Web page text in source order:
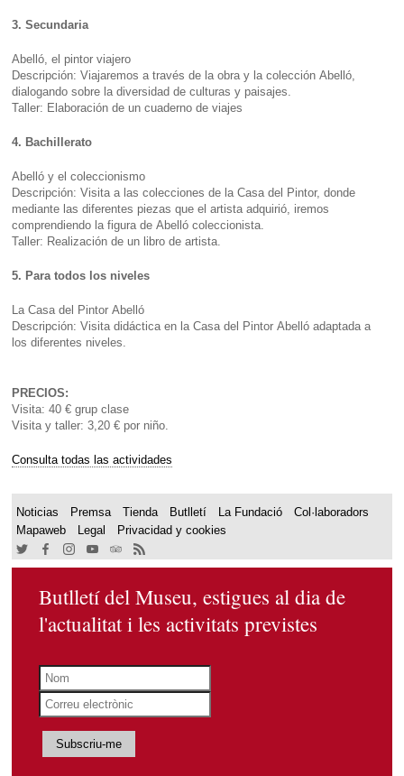
3. Secundaria
Abelló, el pintor viajero
Descripción: Viajaremos a través de la obra y la colección Abelló,
dialogando sobre la diversidad de culturas y paisajes.
Taller: Elaboración de un cuaderno de viajes
4. Bachillerato
Abelló y el coleccionismo
Descripción: Visita a las colecciones de la Casa del Pintor, donde
mediante las diferentes piezas que el artista adquirió, iremos
comprendiendo la figura de Abelló coleccionista.
Taller: Realización de un libro de artista.
5. Para todos los niveles
La Casa del Pintor Abelló
Descripción: Visita didáctica en la Casa del Pintor Abelló adaptada a
los diferentes niveles.
PRECIOS:
Visita: 40 € grup clase
Visita y taller: 3,20 € por niño.
Consulta todas las actividades
Noticias Premsa Tienda Butlletí La Fundació
Col·laboradors
Mapaweb
Legal Privacidad y cookies
Butlletí del Museu, estigues al dia de
l'actualitat i les activitats previstes